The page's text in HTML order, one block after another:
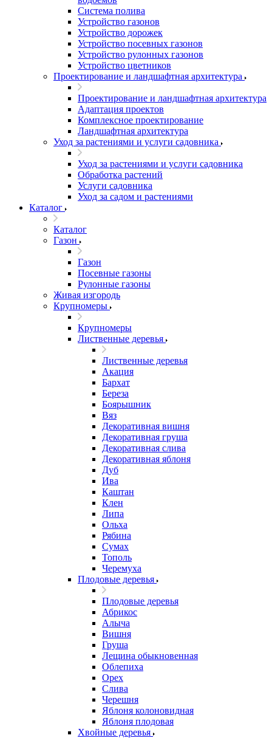
Система полива
Устройство газонов
Устройство дорожек
Устройство посевных газонов
Устройство рулонных газонов
Устройство цветников
Проектирование и ландшафтная архитектура
Проектирование и ландшафтная архитектура
Адаптация проектов
Комплексное проектирование
Ландшафтная архитектура
Уход за растениями и услуги садовника
Уход за растениями и услуги садовника
Обработка растений
Услуги садовника
Уход за садом и растениями
Каталог
Каталог
Газон
Газон
Посевные газоны
Рулонные газоны
Живая изгородь
Крупномеры
Крупномеры
Лиственные деревья
Лиственные деревья
Акация
Бархат
Береза
Боярышник
Вяз
Декоративная вишня
Декоративная груша
Декоративная слива
Декоративная яблоня
Дуб
Ива
Каштан
Клен
Липа
Ольха
Рябина
Сумах
Тополь
Черемуха
Плодовые деревья
Плодовые деревья
Абрикос
Алыча
Вишня
Груша
Лещина обыкновенная
Облепиха
Орех
Слива
Черешня
Яблоня колоновидная
Яблоня плодовая
Хвойные деревья